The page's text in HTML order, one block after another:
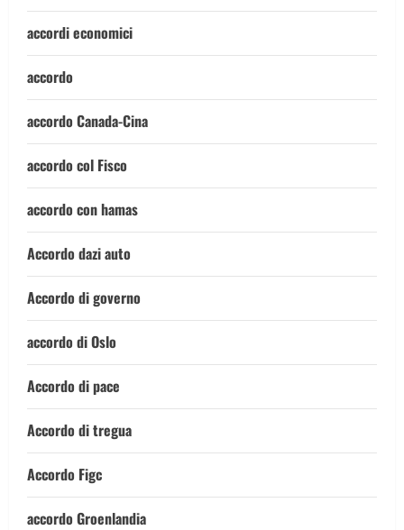
accordi economici
accordo
accordo Canada-Cina
accordo col Fisco
accordo con hamas
Accordo dazi auto
Accordo di governo
accordo di Oslo
Accordo di pace
Accordo di tregua
Accordo Figc
accordo Groenlandia